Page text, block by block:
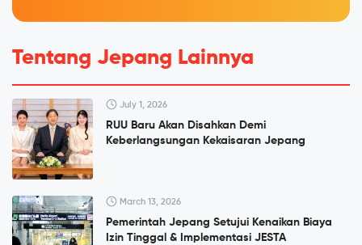
Tentang Jepang Lainnya
July 1, 2026
RUU Baru Akan Disahkan Demi
Keberlangsungan Kekaisaran Jepang
March 13, 2026
Pemerintah Jepang Setujui Kenaikan Biaya
Izin Tinggal & Implementasi JESTA